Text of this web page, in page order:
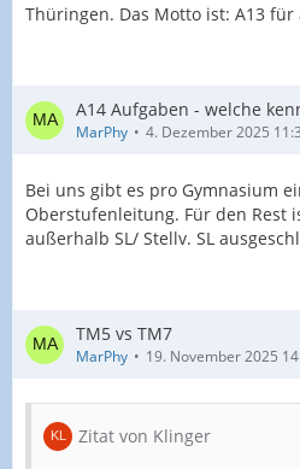
Thüringen. Das Motto ist: A13 für
A14 Aufgaben - welche
MarPhy 4. Dezember 2025
Bei uns gibt es pro Gymnasium
Oberstufenleitung. Für den Rest
außerhalb SL/ Stellv. SL
TM5 vs TM7
MarPhy 19. November 2025
Zitat von Klinger